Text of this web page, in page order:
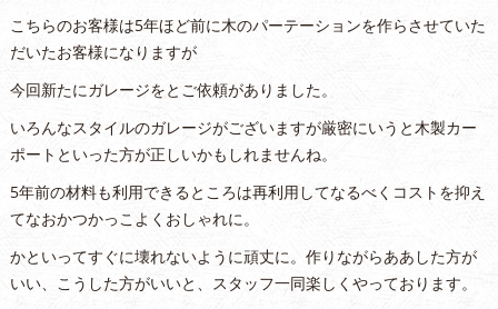
こちらのお客様は5年ほど前に木のパーテーションを作らさせていた
だいたお客様になりますが
今回新たにガレージをとご依頼がありました。
いろんなスタイルのガレージがございますが厳密にいうと木製カー
ポートといった方が正しいかもしれませんね。
5年前の材料も利用できるところは再利用してなるべくコストを抑え
てなおかつかっこよくおしゃれに。
かといってすぐに壊れないように頑丈に。作りながらああした方が
いい、こうした方がいいと、スタッフ一同楽しくやっております。